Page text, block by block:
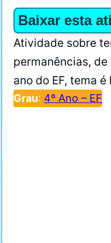
Baixar esta
Atividade sobre
permanências, de
ano do EF, tema é
Grau: 4º Ano – EF